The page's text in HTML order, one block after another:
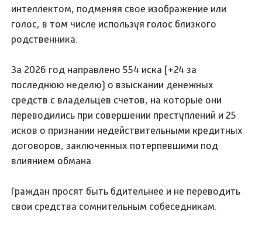
интеллектом, подменяя свое изображение или
голос, в том числе используя голос близкого
родственника.
За 2026 год направлено 554 иска (+24 за
последнюю неделю) о взыскании денежных
средств с владельцев счетов, на которые они
переводились при совершении преступлений и 25
исков о признании недействительными кредитных
договоров, заключенных потерпевшими под
влиянием обмана.
Граждан просят быть бдительнее и не переводить
свои средства сомнительным собеседникам.